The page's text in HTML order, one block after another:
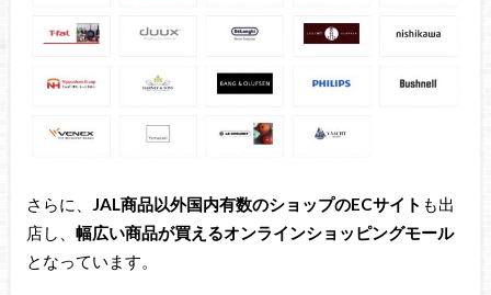
さらに、 JAL商品以外国内有数のショップのECサイト も出
店し、 幅広い商品が買えるオンラインショッピングモール
となっています。